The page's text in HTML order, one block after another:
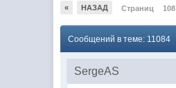
« НАЗАД Страниц 108
Сообщений в теме: 11084
SergeAS